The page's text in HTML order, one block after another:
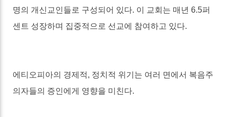
명의 개신교인들로 구성되어 있다. 이 교회는 매년6.5퍼
센트 성장하며 집중적으로 선교에 참여하고 있다.
에티오피아의 경제적, 정치적 위기는 여러 면에서 복음주
의자들의 증인에게 영향을 미친다.